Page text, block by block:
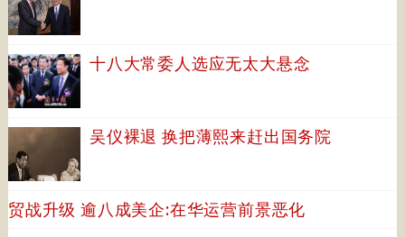
十八大常委人选应无太大悬念
吴仪裸退 换把薄熙来赶出国务院
贸战升级 逾八成美企:在华运营前景恶化